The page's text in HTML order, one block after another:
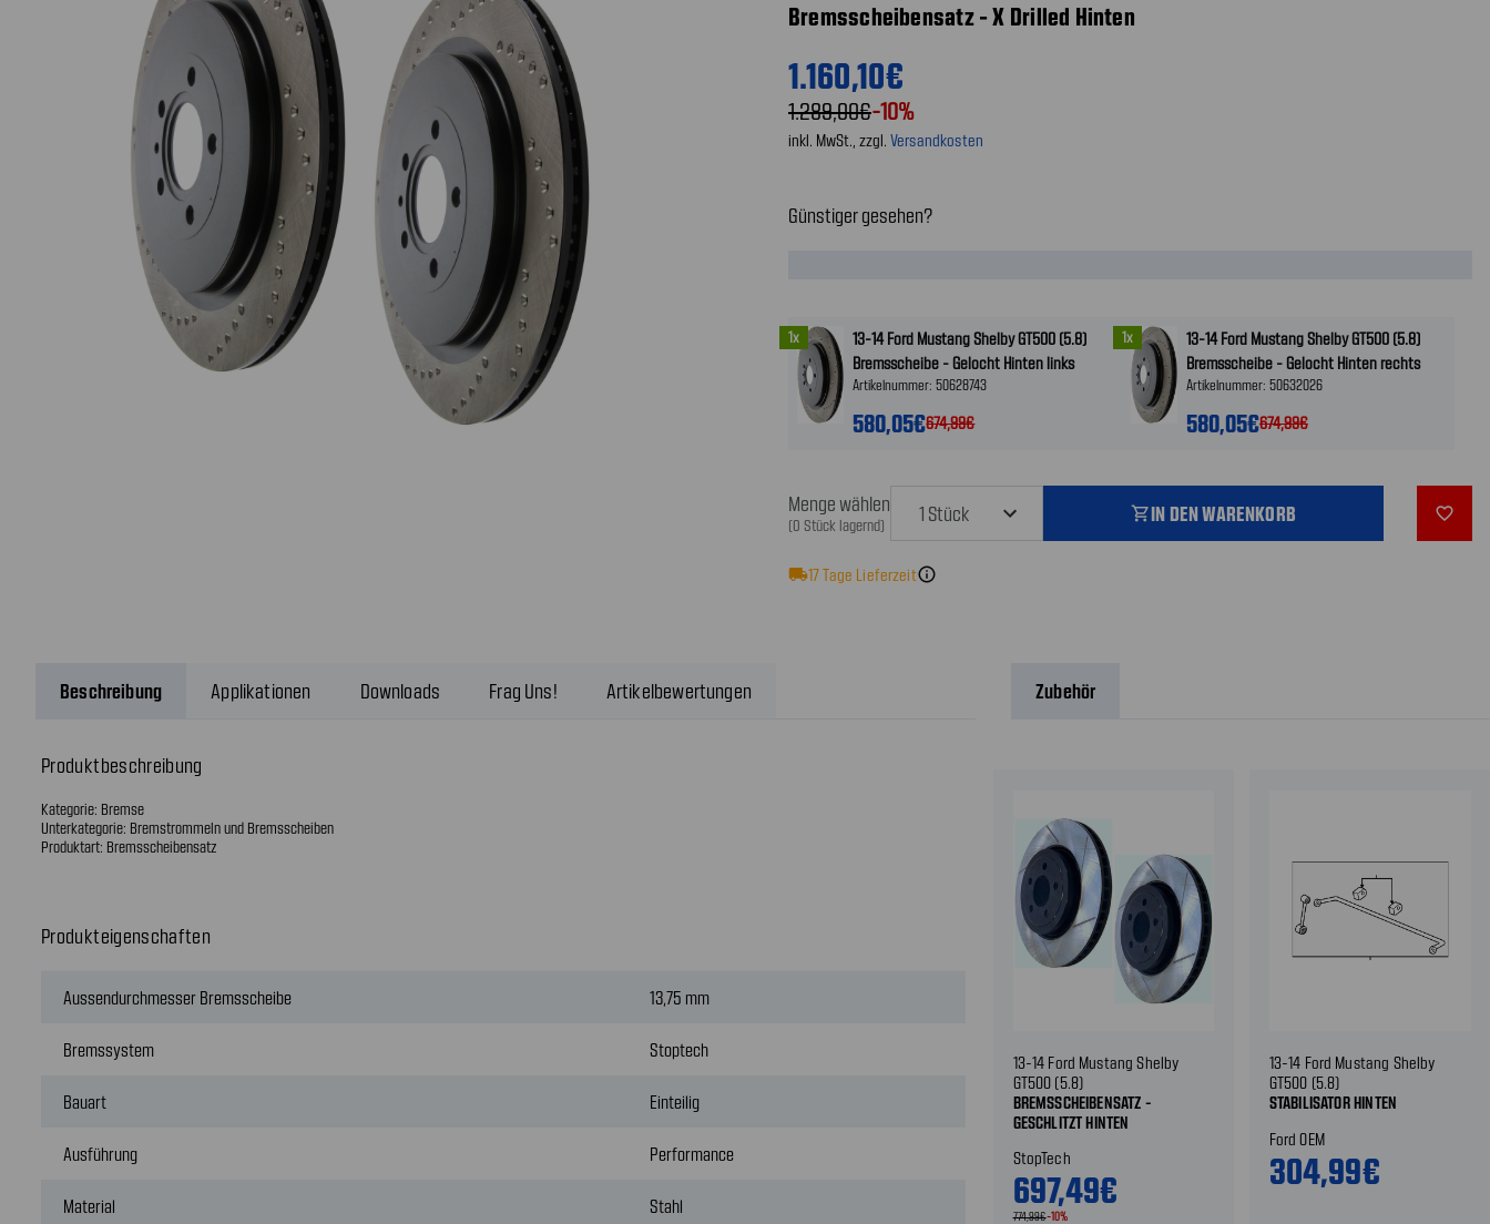
Bremsscheibensatz - X Drilled Hinten
1.160,10€
1.289,00€-10%
inkl. MwSt., zzgl. Versandkosten
Günstiger gesehen?
1x
13-14 Ford Mustang Shelby GT500 (5.8)
Bremsscheibe - Gelocht Hinten links
Artikelnummer: 50628743
580,05€674,99€
1x
13-14 Ford Mustang Shelby GT500 (5.8)
Bremsscheibe - Gelocht Hinten rechts
Artikelnummer: 50632026
580,05€674,99€
Menge wählen
(0 Stück lagernd)
shopping_cartIN DEN WARENKORB favorite_outline
local_shipping17Tage Lieferzeitinfo
Beschreibung Applikationen Downloads Frag Uns! Artikelbewertungen
Produktbeschreibung
Kategorie: Bremse
Unterkategorie: Bremstrommeln und Bremsscheiben
Produktart: Bremsscheibensatz
Produkteigenschaften
Aussendurchmesser Bremsscheibe 13,75 mm
Bremssystem Stoptech
Bauart Einteilig
Ausführung Performance
Material Stahl
Zubehör
13-14 Ford Mustang Shelby
GT500 (5.8)
BREMSSCHEIBENSATZ -
GESCHLITZT HINTEN
StopTech
697,49€
774,99€-10%
13-14 Ford Mustang Shelby
GT500 (5.8)
STABILISATOR HINTEN
Ford OEM
304,99€